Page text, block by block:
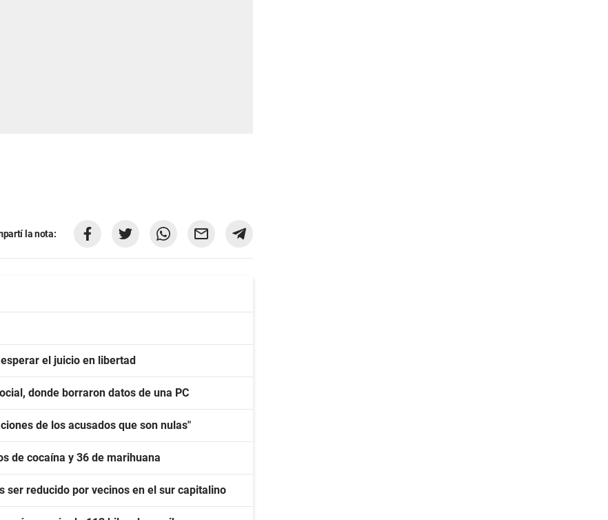
la nota:
el juicio en libertad
donde borraron datos de una PC
de los acusados que son nulas"
de cocaína y 36 de marihuana
ser reducido por vecinos en el sur capitalino